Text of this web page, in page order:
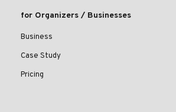
for Organizers / Businesses
Business
Case Study
Pricing